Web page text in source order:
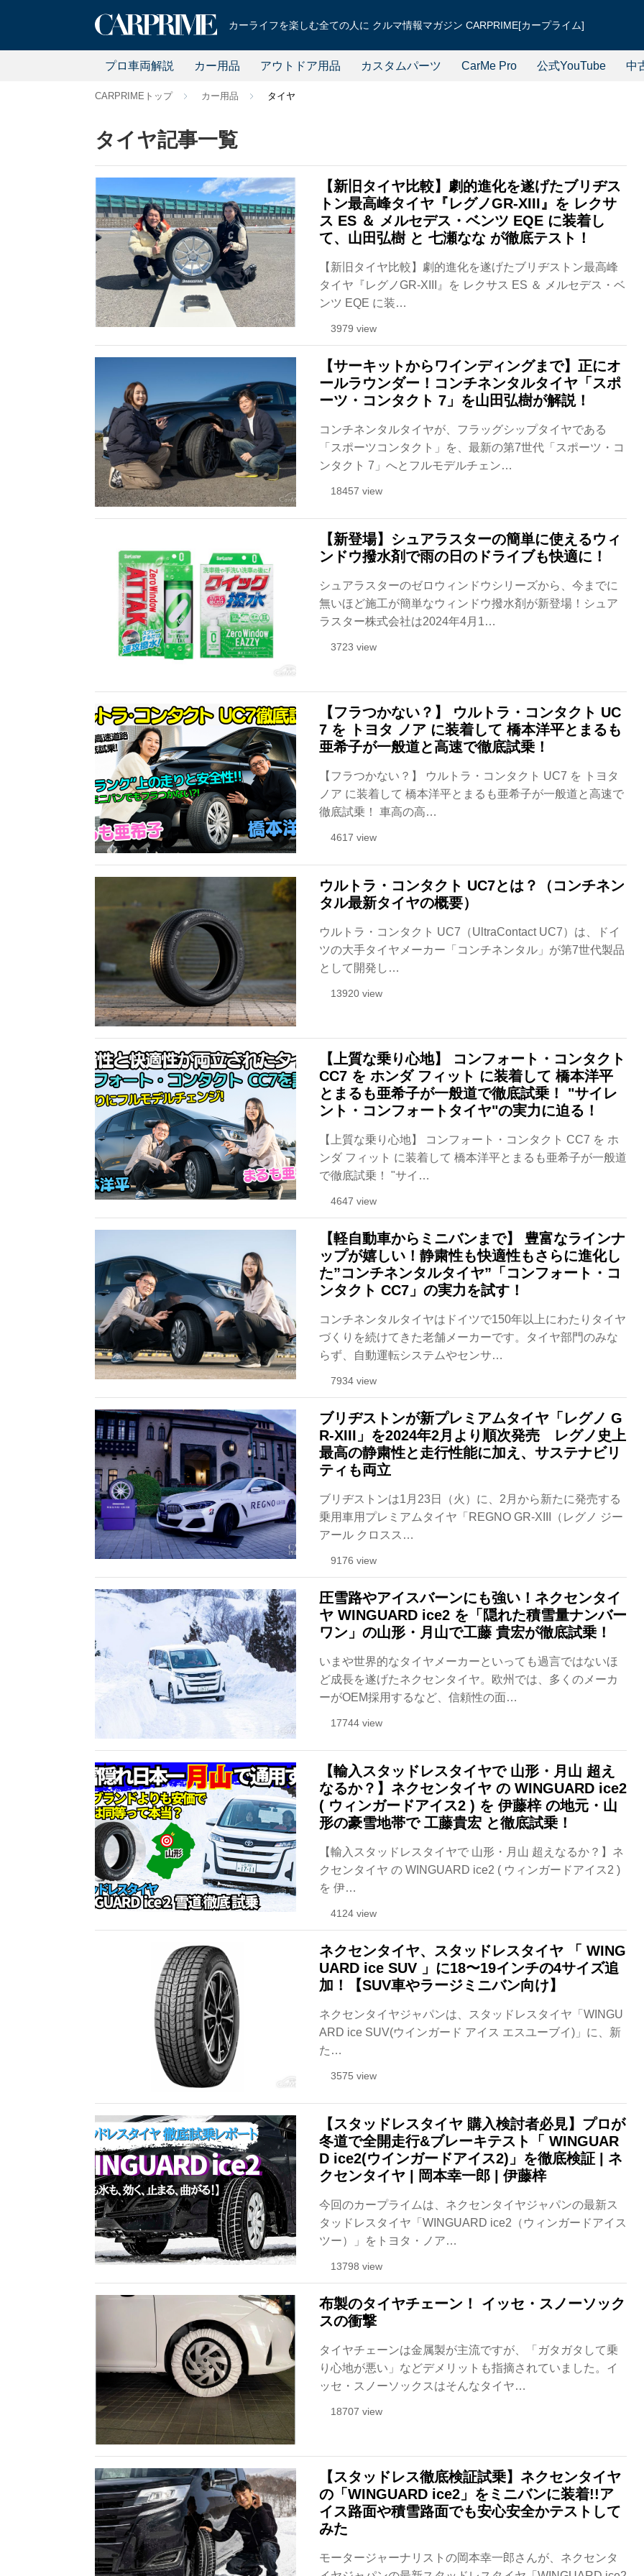
カーライフを楽しむ全ての人に クルマ情報マガジン CARPRIME[カープライム]
プロ車両解説 カー用品 アウトドア用品 カスタムパーツ CarMe Pro 公式YouTube 中
CARPRIMEトップ カー用品 タイヤ
タイヤ記事一覧
【新旧タイヤ比較】劇的進化を遂げたブリヂス
トン最高峰タイヤ『レグノGR-XIII』を レクサ
ス ES ＆ メルセデス・ベンツ EQE に装着し
て、山田弘樹 と 七瀬なな が徹底テスト！
【新旧タイヤ比較】劇的進化を遂げたブリヂストン最高峰
タイヤ『レグノGR-XIII』を レクサス ES ＆ メルセデス・ベ
ンツ EQE に装…
3979 view
【サーキットからワインディングまで】正にオ
ールラウンダー！コンチネンタルタイヤ「スポ
ーツ・コンタクト 7」を山田弘樹が解説！
コンチネンタルタイヤが、フラッグシップタイヤである
「スポーツコンタクト」を、最新の第7世代「スポーツ・コ
ンタクト 7」へとフルモデルチェン…
18457 view
【新登場】シュアラスターの簡単に使えるウィ
ンドウ撥水剤で雨の日のドライブも快適に！
シュアラスターのゼロウィンドウシリーズから、今までに
無いほど施工が簡単なウィンドウ撥⽔剤が新登場！シュア
ラスター株式会社は2024年4月1…
3723 view
【フラつかない？】 ウルトラ・コンタクト UC
7 を トヨタ ノア に装着して 橋本洋平とまるも
亜希子が一般道と高速で徹底試乗！
【フラつかない？】 ウルトラ・コンタクト UC7 を トヨタ
ノア に装着して 橋本洋平とまるも亜希子が一般道と高速で
徹底試乗！ 車高の高…
4617 view
ウルトラ・コンタクト UC7とは？（コンチネン
タル最新タイヤの概要）
ウルトラ・コンタクト UC7（UltraContact UC7）は、ドイ
ツの大手タイヤメーカー「コンチネンタル」が第7世代製品
として開発し…
13920 view
【上質な乗り心地】 コンフォート・コンタクト
CC7 を ホンダ フィット に装着して 橋本洋平
とまるも亜希子が一般道で徹底試乗！ "サイレ
ント・コンフォートタイヤ"の実力に迫る！
【上質な乗り心地】 コンフォート・コンタクト CC7 を ホ
ンダ フィット に装着して 橋本洋平とまるも亜希子が一般道
で徹底試乗！ "サイ…
4647 view
【軽自動車からミニバンまで】 豊富なラインナ
ップが嬉しい！静粛性も快適性もさらに進化し
た”コンチネンタルタイヤ”「コンフォート・コ
ンタクト CC7」の実力を試す！
コンチネンタルタイヤはドイツで150年以上にわたりタイヤ
づくりを続けてきた老舗メーカーです。タイヤ部門のみな
らず、自動運転システムやセンサ…
7934 view
ブリヂストンが新プレミアムタイヤ「レグノ G
R-XIII」を2024年2月より順次発売 レグノ史上
最高の静粛性と走行性能に加え、サステナビリ
ティも両立
ブリヂストンは1月23日（火）に、2月から新たに発売する
乗用車用プレミアムタイヤ「REGNO GR-XIII（レグノ ジー
アール クロスス…
9176 view
圧雪路やアイスバーンにも強い！ネクセンタイ
ヤ WINGUARD ice2 を「隠れた積雪量ナンバー
ワン」の山形・月山で工藤 貴宏が徹底試乗！
いまや世界的なタイヤメーカーといっても過言ではないほ
ど成長を遂げたネクセンタイヤ。欧州では、多くのメーカ
ーがOEM採用するなど、信頼性の面…
17744 view
【輸入スタッドレスタイヤで 山形・月山 超え
なるか？】ネクセンタイヤ の WINGUARD ice2
( ウィンガードアイス2 ) を 伊藤梓 の地元・山
形の豪雪地帯で 工藤貴宏 と徹底試乗！
【輸入スタッドレスタイヤで 山形・月山 超えなるか？】ネ
クセンタイヤ の WINGUARD ice2 ( ウィンガードアイス2 )
を 伊…
4124 view
ネクセンタイヤ、スタッドレスタイヤ 「 WING
UARD ice SUV 」に18〜19インチの4サイズ追
加！【SUV車やラージミニバン向け】
ネクセンタイヤジャパンは、スタッドレスタイヤ「WINGU
ARD ice SUV(ウインガード アイス エスユーブイ)」に、新
た…
3575 view
【スタッドレスタイヤ 購入検討者必見】プロが
冬道で全開走行&ブレーキテスト「 WINGUAR
D ice2(ウインガードアイス2)」を徹底検証 | ネ
クセンタイヤ | 岡本幸一郎 | 伊藤梓
今回のカープライムは、ネクセンタイヤジャパンの最新ス
タッドレスタイヤ「WINGUARD ice2（ウィンガードアイス
ツー）」をトヨタ・ノア…
13798 view
布製のタイヤチェーン！ イッセ・スノーソック
スの衝撃
タイヤチェーンは金属製が主流ですが、「ガタガタして乗
り心地が悪い」などデメリットも指摘されていました。イ
ッセ・スノーソックスはそんなタイヤ…
18707 view
【スタッドレス徹底検証試乗】ネクセンタイヤ
の「WINGUARD ice2」をミニバンに装着!!ア
イス路面や積雪路面でも安心安全かテストして
みた
モータージャーナリストの岡本幸一郎さんが、ネクセンタ